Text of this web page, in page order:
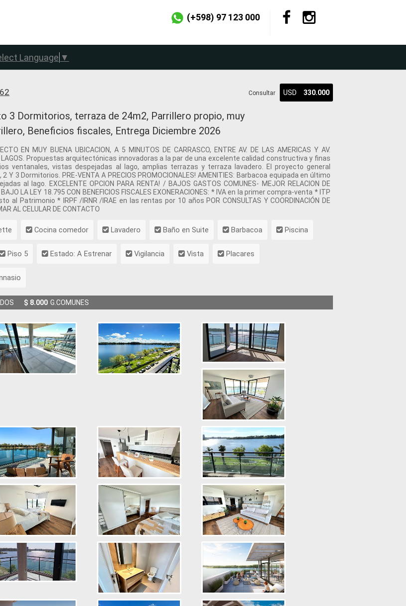
(+598) 97 123 000
Language ▼
Consultar USD 330.000
3 Dormitorios, terraza de 24m2, Parrillero propio, muy
Beneficios fiscales, Entrega Diciembre 2026
EN MUY BUENA UBICACION, A 5 MINUTOS DE CARRASCO, ENTRE AV. DE LAS AMERICAS Y AV.
LAGOS. Propuestas arquitectónicas innovadoras a la par de una excelente calidad constructiva y finas
ventanales, vistas despejadas al lago, amplias terrazas y terraza lavadero. El proyecto general
3 Dormitorios. PRE-VENTA A PRECIOS PROMOCIONALES! AMENITIES: Barbacoa equipada en último
al lago. EXCELENTE OPCION PARA RENTA! / BAJOS GASTOS COMUNES- MEJOR RELACION DE
LA LEY 18.795 CON BENEFICIOS FISCALES EXONERACIONES: * IVA en la primer compra-venta * ITP
Patrimonio * IRPF /IRNR /IRAE en las rentas por 10 años POR CONSULTAS Y COORDINACIÓN DE
AL CELULAR DE CONTACTO
Cocina comedor Lavadero Baño en Suite Barbacoa Piscina
Piso 5 Estado: A Estrenar Vigilancia Vista Placares
$ 8.000 G.COMUNES